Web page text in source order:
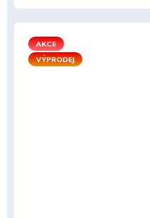
AKCE
VÝPRODEJ